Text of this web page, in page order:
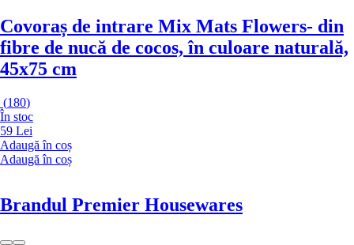
Covoraș de intrare Mix Mats Flowers- din
fibre de nucă de cocos, în culoare naturală,
45x75 cm
(180)
În stoc
59 Lei
Adaugă în coș
Adaugă în coș
Brandul Premier Housewares